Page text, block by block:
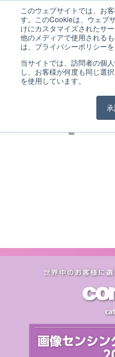
このウェブサイトでは、お
す。このCookieは、ウェブ
けにカスタマイズされたサ
他のメディアで使用される
は、プライバシーポリシーを
当サイトでは、訪問者の個
し、お客様が何度も同じ選
を使用しています。